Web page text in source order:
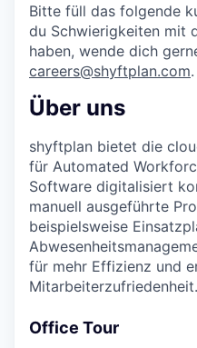
Bitte füll das folgende
du Schwierigkeiten mit
haben, wende dich
careers@shyftplan.com.
Über uns
shyftplan bietet die
für Automated
Software digitalisiert
manuell ausgeführte
beispielsweise
für mehr Effizienz und
Mitarbeiterzufriedenheit.
Office Tour